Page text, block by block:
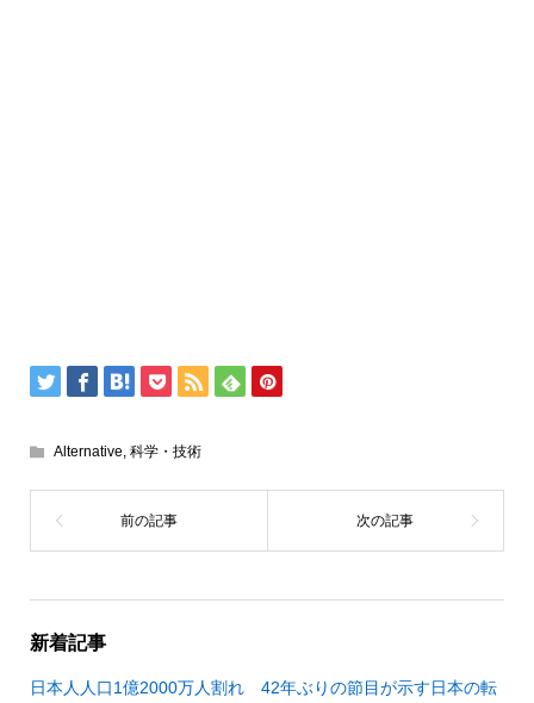
Alternative, 科学・技術
新着記事
日本人人口1億2000万人割れ 42年ぶりの節目が示す日本の転